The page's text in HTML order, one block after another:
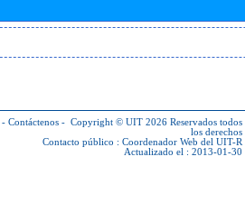
- Contáctenos - Copyright © UIT 2026 Reservados todos
los derechos
Contacto público : Coordenador Web del UIT-R
Actualizado el : 2013-01-30